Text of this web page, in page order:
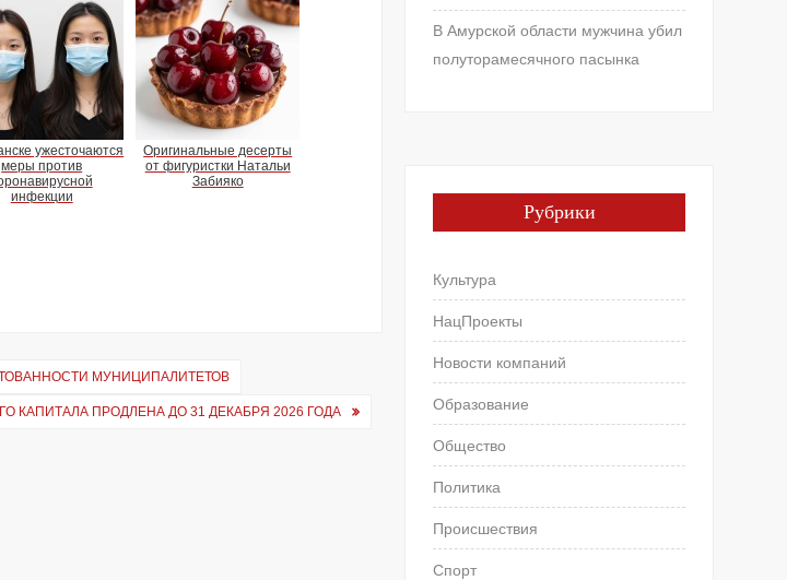
ужесточаются
меры против
инфекции
Оригинальные десерты
от фигуристки Натальи
Забияко
МУНИЦИПАЛИТЕТОВ
КАПИТАЛА ПРОДЛЕНА ДО 31 ДЕКАБРЯ 2026 ГОДА
В Амурской области мужчина убил
полуторамесячного пасынка
Рубрики
Культура
НацПроекты
Новости компаний
Образование
Общество
Политика
Происшествия
Спорт